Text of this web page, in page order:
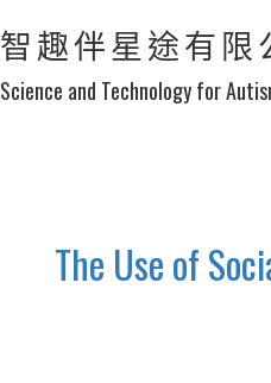
智趣伴星途有限
Science and Technology for
The Use of